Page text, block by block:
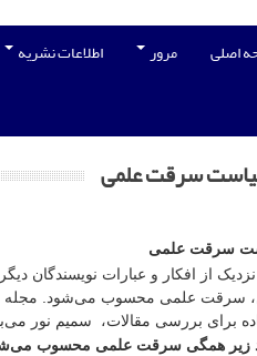
اصلی مرور اطلاعات نشریه
سرقت علمی
سرقت علمی
نزدیک از افکار و عبارات نویسندگان
سرقت علمی محسوب می‌شود. مجله
برای بررسی مقالات، سمیم نور
زیر همگی سرقت علمی محسوب